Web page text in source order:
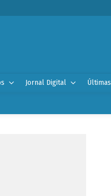
Jornal Digital Últimas